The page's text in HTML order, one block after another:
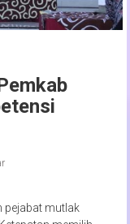
pejabat mutlak